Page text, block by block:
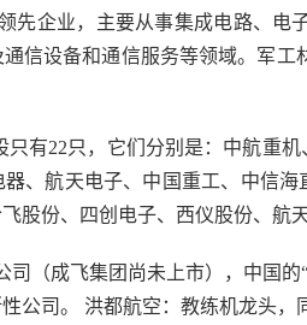
先企业，主要从事集成电路、电
信设备和通信服务等领域。军
有22只，它们分别是：中航重
、航天电子、中国重工、中信
股份、四创电子、西仪股份、航
（成飞集团尚未上市），中国的
公司。 洪都航空：教练机龙头，